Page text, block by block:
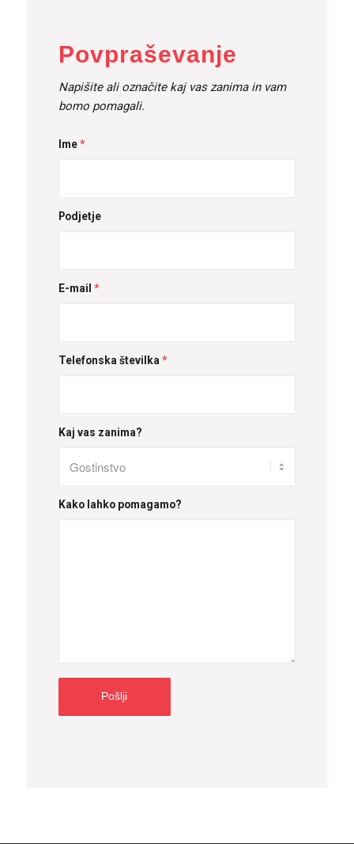
Povpraševanje
Napišite ali označite kaj vas zanima in vam
bomo pomagali.
Ime*
Podjetje
E-mail *
Telefonska številka *
Kaj vas zanima?
Kako lahko pomagamo?